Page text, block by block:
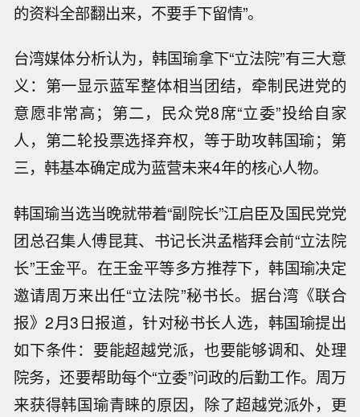
的资料全部翻出来，不要手下留情”。
台湾媒体分析认为，韩国瑜拿下“立法院”有三大意
义：第一显示蓝军整体相当团结，牵制民进党的
意愿非常高；第二，民众党8席“立委”投给自家
人，第二轮投票选择弃权，等于助攻韩国瑜；第
三，韩基本确定成为蓝营未来4年的核心人物。
韩国瑜当选当晚就带着“副院长”江启臣及国民党党
团总召集人傅昆萁、书记长洪孟楷拜会前“立法院
长”王金平。在王金平等多方推荐下，韩国瑜决定
邀请周万来出任“立法院”秘书长。据台湾《联合
报》2月3日报道，针对秘书长人选，韩国瑜提出
如下条件：要能超越党派，也要能够调和、处理
院务，还要帮助每个“立委”问政的后勤工作。周万
来获得韩国瑜青睐的原因，除了超越党派外，更